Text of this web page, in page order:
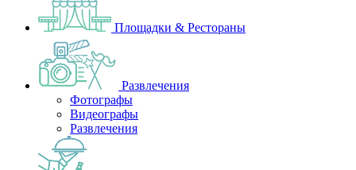
Площадки & Рестораны
Развлечения
Фотографы
Видеографы
Развлечения